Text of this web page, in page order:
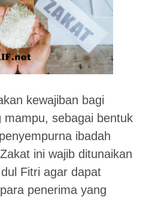
kewajiban bagi
mampu, sebagai bentuk
ibadah
ini wajib ditunaikan
Fitri agar dapat
penerima yang